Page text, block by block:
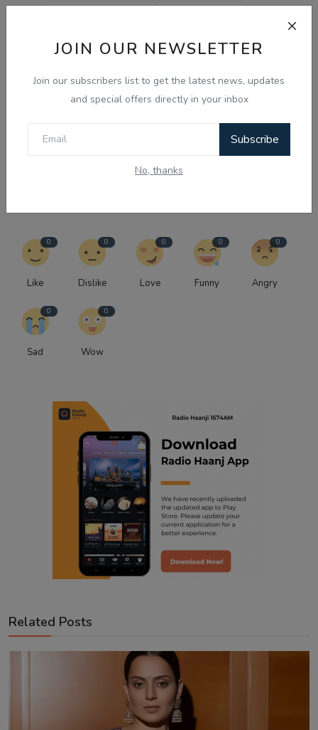
JOIN OUR NEWSLETTER
Join our subscribers list to get the latest news, updates
and special offers directly in your inbox
Subscribe
No, thanks
ਲੱਦਾਖ ਵਿੱਚ ਵਾਤਾਵਰਨ ਕਾਰਕੁਨ ਸੋਨਮ ਵਾਂਗਚੁਕ ਗ੍ਰਿਫ਼ਤਾਰ
‘ਜੈੱਨ-ਜ਼ੀ ਦੇਸ਼ ਦੀ ਸਭ ਤੋਂ ਵੱਡੀ ਤਾਕਤ ਅਤੇ ਮਾਣ’: ਵਿਵਾਦ ਤੋਂ ਬਾਅਦ ਕੰਗਨਾ ਰਣੌਤ
ਦੇ ਬਦਲੇ ਸੁਰ
0
Like
0
Dislike
0
Love
0
Funny
0
Angry
0
Sad
0
Wow
Related Posts